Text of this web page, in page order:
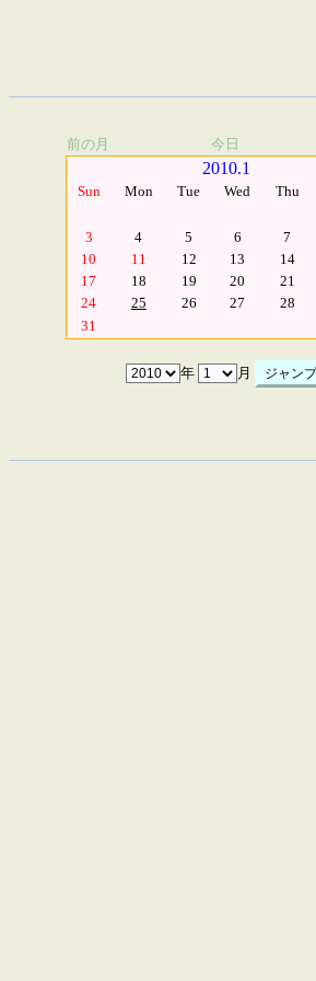
前の月 今日
2010.1
Sun Mon Tue Wed Thu
3
4 5 6 7
10
11 12 13 14
17
18 19 20 21
24
25 26 27 28
31
年 月